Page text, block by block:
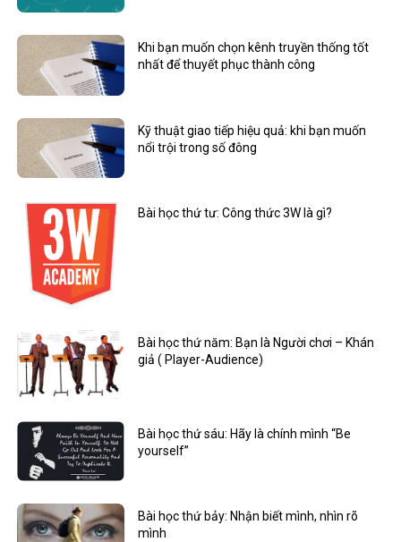
Khi bạn muốn chọn kênh truyền thống tốt
nhất để thuyết phục thành công
Kỹ thuật giao tiếp hiệu quả: khi bạn muốn
nổi trội trong số đông
Bài học thứ tư: Công thức 3W là gì?
Bài học thứ năm: Bạn là Người chơi – Khán
giả ( Player-Audience)
Bài học thứ sáu: Hãy là chính mình “Be
yourself”
Bài học thứ bảy: Nhận biết mình, nhìn rõ
mình